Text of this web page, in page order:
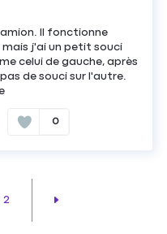
Il fonctionne
j'ai un petit souci
celui de gauche, après
de souci sur l'autre.
0
2